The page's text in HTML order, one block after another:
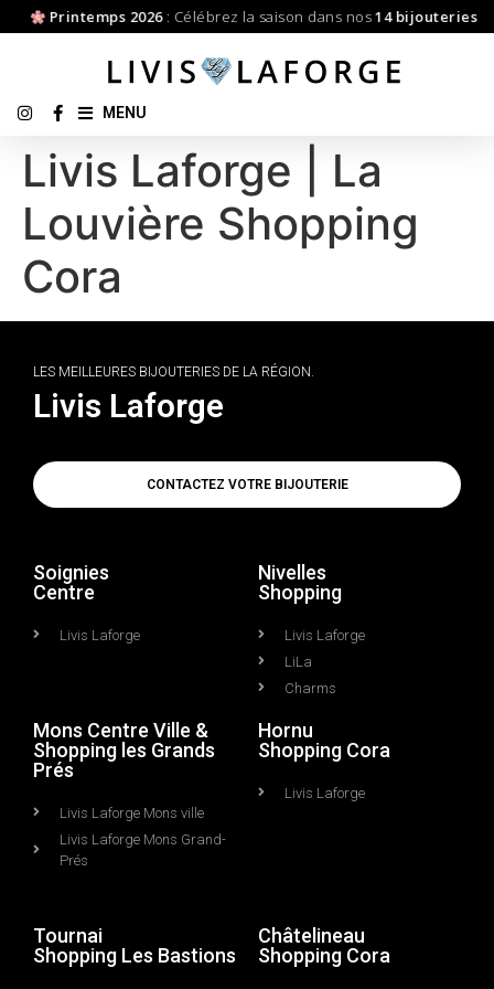
Printemps 2026 : Célébrez la saison dans nos14 bijouteries
MENU
Livis Laforge | La
Louvière Shopping
Cora
LES MEILLEURES BIJOUTERIES DE LA RÉGION.
Livis Laforge
CONTACTEZ VOTRE BIJOUTERIE
Soignies
Centre
Livis Laforge
Nivelles
Shopping
Livis Laforge
LiLa
Charms
Mons Centre Ville &
Shopping les Grands
Prés
Livis Laforge Mons ville
Livis Laforge Mons Grand-
Prés
Hornu
Shopping Cora
Livis Laforge
Tournai
Shopping Les Bastions
Châtelineau
Shopping Cora